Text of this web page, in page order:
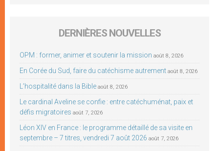
DERNIÈRES NOUVELLES
OPM : former, animer et soutenir la mission août 8, 2026
En Corée du Sud, faire du catéchisme autrement août 8, 2026
L’hospitalité dans la Bible août 8, 2026
Le cardinal Aveline se confie : entre catéchuménat, paix et
défis migratoires août 7, 2026
Léon XIV en France : le programme détaillé de sa visite en
septembre – 7 titres, vendredi 7 août 2026 août 7, 2026